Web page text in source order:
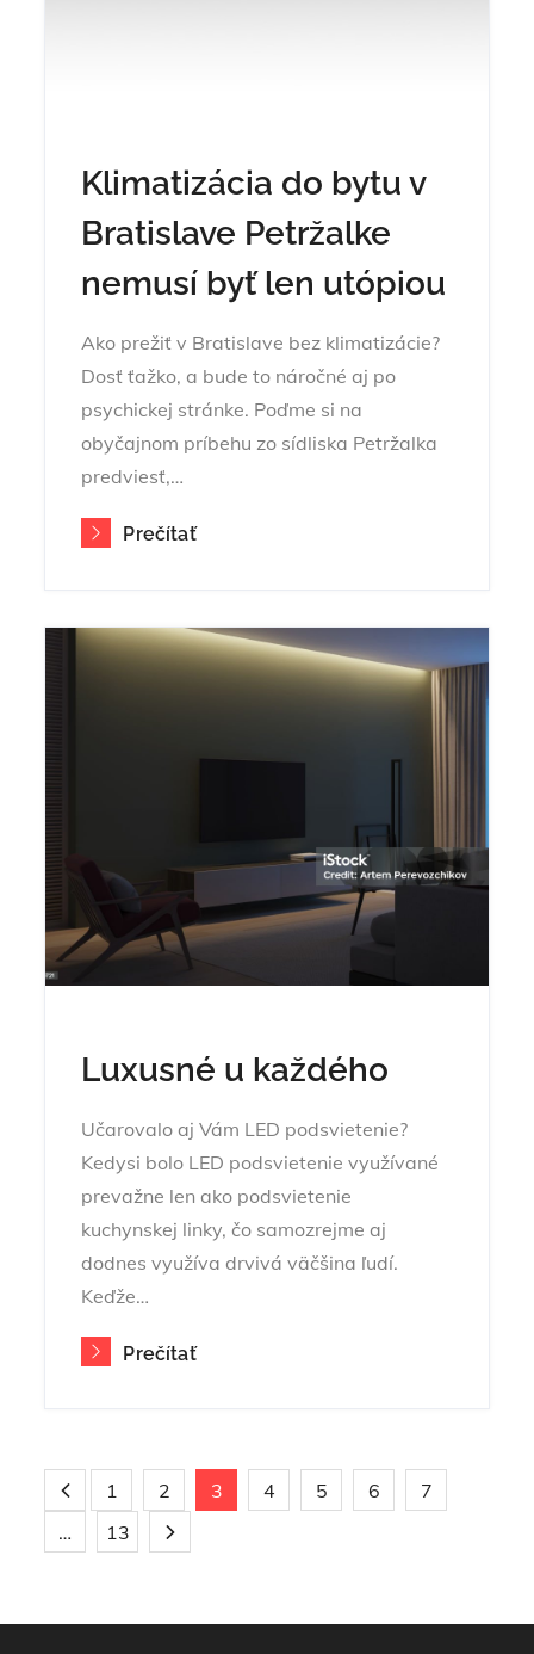
Klimatizácia do bytu v
Bratislave Petržalke
nemusí byť len utópiou
Ako prežiť v Bratislave bez klimatizácie?
Dosť ťažko, a bude to náročné aj po
psychickej stránke. Poďme si na
obyčajnom príbehu zo sídliska Petržalka
predviesť,…
Prečítať
Luxusné u každého
Učarovalo aj Vám LED podsvietenie?
Kedysi bolo LED podsvietenie využívané
prevažne len ako podsvietenie
kuchynskej linky, čo samozrejme aj
dodnes využíva drvivá väčšina ľudí.
Keďže…
Prečítať
Stránkování
1 2 3 4 5 6
7
…
13